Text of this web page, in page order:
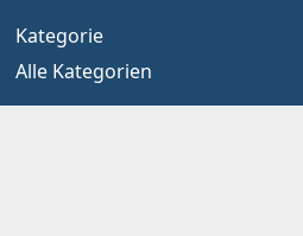
Kategorie
Alle Kategorien